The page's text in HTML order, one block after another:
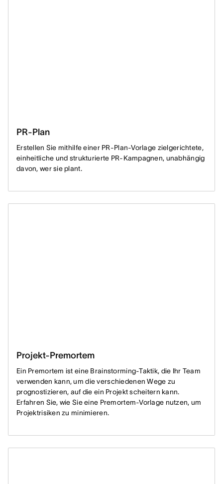
PR-Plan
Erstellen Sie mithilfe einer PR-Plan-Vorlage zielgerichtete,
einheitliche und strukturierte PR-Kampagnen, unabhängig
davon, wer sie plant.
Projekt-Premortem
Ein Premortem ist eine Brainstorming-Taktik, die Ihr Team
verwenden kann, um die verschiedenen Wege zu
prognostizieren, auf die ein Projekt scheitern kann.
Erfahren Sie, wie Sie eine Premortem-Vorlage nutzen, um
Projektrisiken zu minimieren.